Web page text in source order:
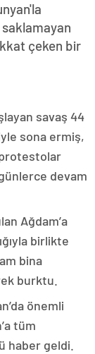
çeken bir
savaş 44
sona ermiş,
protestolar
devam
Ağdam’a
birlikte
bina
burktu.
önemli
tüm
haber geldi.